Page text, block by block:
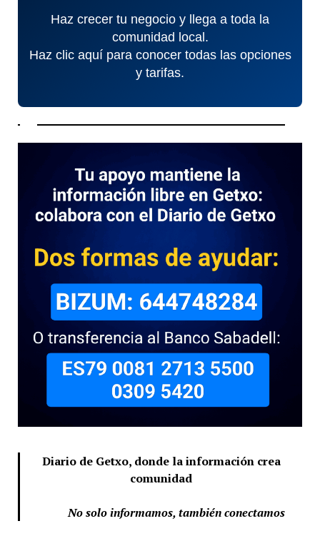
Haz crecer tu negocio y llega a toda la
comunidad local.
Haz clic aquí para conocer todas las opciones
y tarifas.
Diario de Getxo, donde la información crea
comunidad
No solo informamos, también conectamos